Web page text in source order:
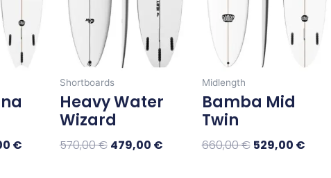
€
opciones
pueden
página
Shortboards
Heavy Water
Wizard
570,00€ 479,00 €
opciones
pueden
página
Midlength
Bamba Mid
Twin
660,00€ 529,00 €